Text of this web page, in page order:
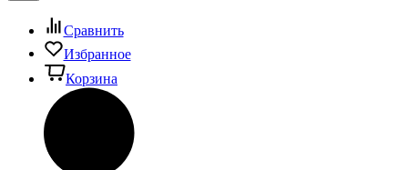
Сравнить
Избранное
Корзина